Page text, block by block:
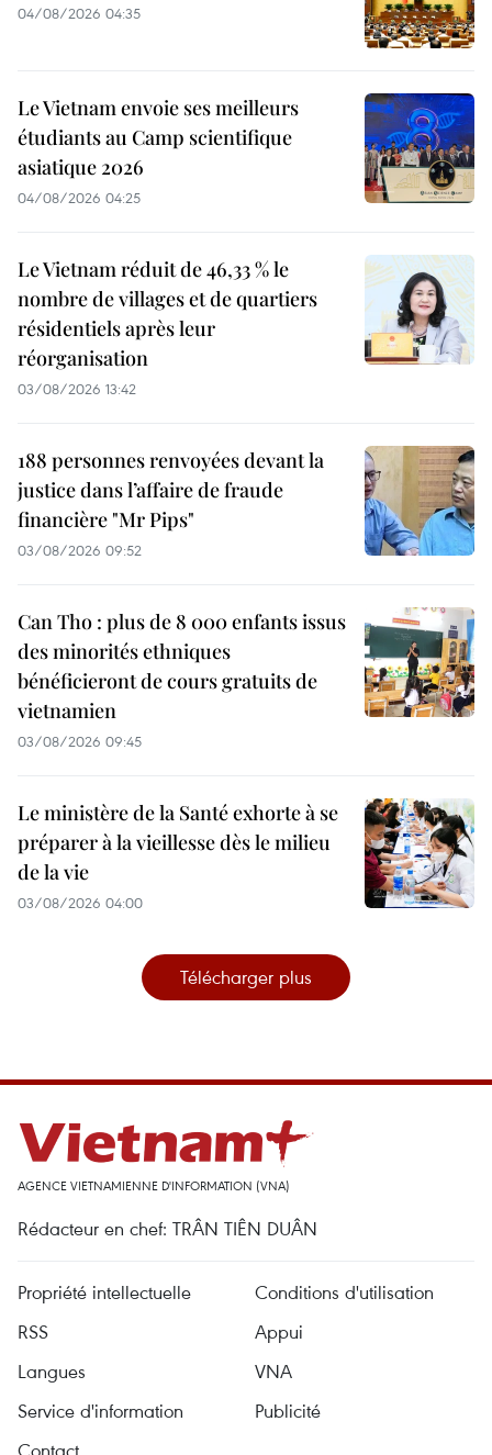
04/08/2026 04:35
Le Vietnam envoie ses meilleurs
étudiants au Camp scientifique
asiatique 2026
04/08/2026 04:25
Le Vietnam réduit de 46,33 % le
nombre de villages et de quartiers
résidentiels après leur
réorganisation
03/08/2026 13:42
188 personnes renvoyées devant la
justice dans l’affaire de fraude
financière "Mr Pips"
03/08/2026 09:52
Can Tho : plus de 8 000 enfants issus
des minorités ethniques
bénéficieront de cours gratuits de
vietnamien
03/08/2026 09:45
Le ministère de la Santé exhorte à se
préparer à la vieillesse dès le milieu
de la vie
03/08/2026 04:00
Télécharger plus
AGENCE VIETNAMIENNE D'INFORMATION (VNA)
Rédacteur en chef: TRÂN TIÊN DUÂN
Propriété intellectuelle
Conditions d'utilisation
RSS
Appui
Langues
VNA
Service d'information
Publicité
Contact